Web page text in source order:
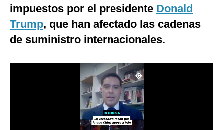
Club del Suscriptor
Mix
impuestos por el presidente Donald
Trump, que han afectado las cadenas
de suministro internacionales.